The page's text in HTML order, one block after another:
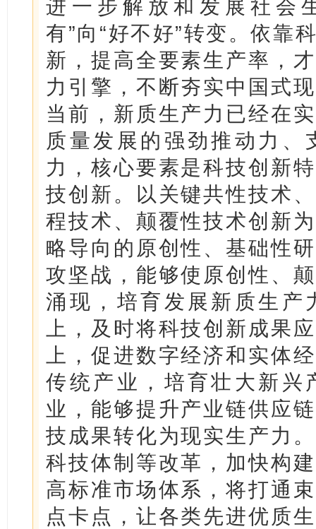
进一步解放和发展社会
有”向“好不好”转变。依靠
新，提高全要素生产率，
力引擎，不断夯实中国式
当前，新质生产力已经在
质量发展的强劲推动力、
力，核心要素是科技创新
技创新。以关键共性技术
程技术、颠覆性技术创新
略导向的原创性、基础性
攻坚战，能够使原创性、
涌现，培育发展新质生产
上，及时将科技创新成果
上，促进数字经济和实体
传统产业，培育壮大新兴
业，能够提升产业链供应
技成果转化为现实生产力
科技体制等改革，加快构
高标准市场体系，将打通
点卡点，让各类先进优质